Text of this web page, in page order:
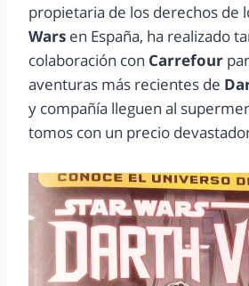
propietaria de los derechos de
Wars en España, ha realizado
colaboración con Carrefour
aventuras más recientes de
y compañía lleguen al
tomos con un precio